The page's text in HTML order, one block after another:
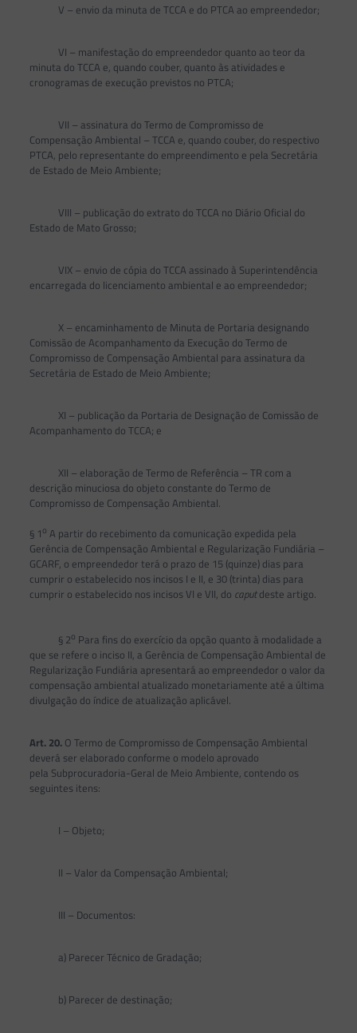
V – envio da minuta de TCCA e do PTCA ao empreendedor;
VI – manifestação do empreendedor quanto ao teor da
minuta do TCCA e, quando couber, quanto às atividades e
cronogramas de execução previstos no PTCA;
VII – assinatura do Termo de Compromisso de
Compensação Ambiental – TCCA e, quando couber, do respectivo
PTCA, pelo representante do empreendimento e pela Secretária
de Estado de Meio Ambiente;
VIII – publicação do extrato do TCCA no Diário Oficial do
Estado de Mato Grosso;
VIX – envio de cópia do TCCA assinado à Superintendência
encarregada do licenciamento ambiental e ao empreendedor;
X – encaminhamento de Minuta de Portaria designando
Comissão de Acompanhamento da Execução do Termo de
Compromisso de Compensação Ambiental para assinatura da
Secretária de Estado de Meio Ambiente;
XI – publicação da Portaria de Designação de Comissão de
Acompanhamento do TCCA; e
XII – elaboração de Termo de Referência – TR com a
descrição minuciosa do objeto constante do Termo de
Compromisso de Compensação Ambiental.
§ 1o A partir do recebimento da comunicação expedida pela
Gerência de Compensação Ambiental e Regularização Fundiária –
GCARF, o empreendedor terá o prazo de 15 (quinze) dias para
cumprir o estabelecido nos incisos I e II, e 30 (trinta) dias para
cumprir o estabelecido nos incisos VI e VII, do caputdeste artigo.
§ 2o Para fins do exercício da opção quanto à modalidade a
que se refere o inciso II, a Gerência de Compensação Ambiental de
Regularização Fundiária apresentará ao empreendedor o valor da
compensação ambiental atualizado monetariamente até a última
divulgação do índice de atualização aplicável.
Art. 20.O Termo de Compromisso de Compensação Ambiental
deverá ser elaborado conforme o modelo aprovado
pela Subprocuradoria-Geral de Meio Ambiente, contendo os
seguintes itens:
I – Objeto;
II – Valor da Compensação Ambiental;
III – Documentos:
a) Parecer Técnico de Gradação;
b) Parecer de destinação;